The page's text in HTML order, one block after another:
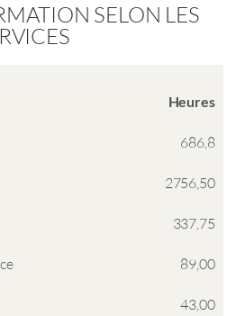
SELON LES
Heures
686,8
2756,50
337,75
89,00
43,00